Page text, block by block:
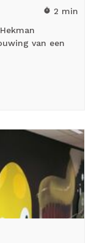
timer 2 min
van een